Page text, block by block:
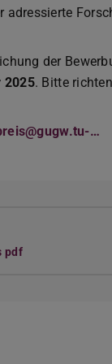
adressierte
der
2025. Bitte
…
pdf